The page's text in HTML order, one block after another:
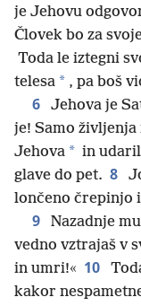
je Jehovu
Človek bo za
Toda le iztegni
telesa * , pa boš
6 Jehova je
je! Samo življenja
Jehova * in
glave do pet. 8
lončeno črepinjo
9
Nazadnje
vedno vztrajaš v
in umri!« 10
kakor